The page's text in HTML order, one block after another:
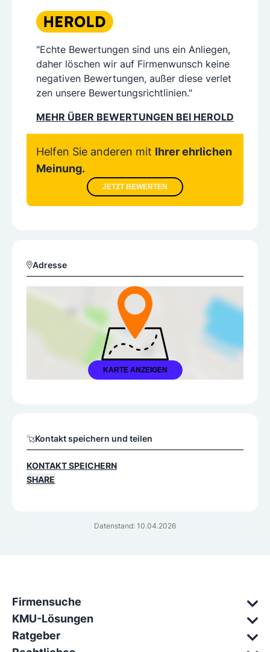
"Echte Bewertungen sind uns ein Anliegen,
daher löschen wir auf Firmenwunsch keine
negativen Bewertungen, außer diese verlet
zen unsere Bewertungsrichtlinien."
MEHR ÜBER BEWERTUNGEN BEI HEROLD
Helfen Sie anderen mit Ihrer ehrlichen
Meinung.
JETZT BEWERTEN
Adresse
KARTE ANZEIGEN
Datenstand: 10.04.2026
Kontakt speichern und teilen
KONTAKT SPEICHERN
SHARE
Firmensuche
KMU-Lösungen
Ratgeber